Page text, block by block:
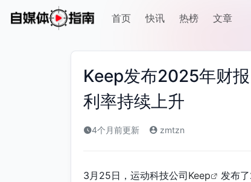
首页 快讯 热榜 文章
Keep发布2025年财
利率持续上升
4个月前更新 zmtzn
3月25日，运动科技公司Keep 发布